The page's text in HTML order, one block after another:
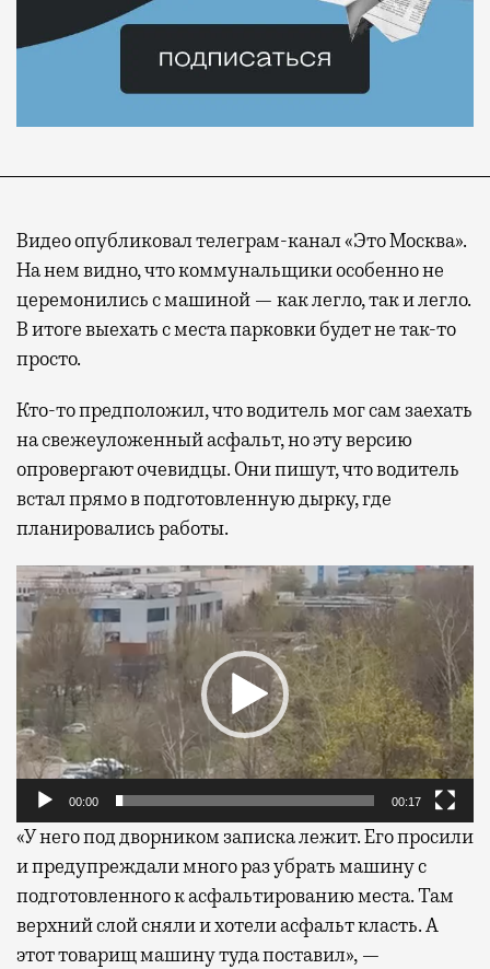
Видео опубликовал телеграм-канал «Это Москва».
На нем видно, что коммунальщики особенно не
церемонились с машиной — как легло, так и легло.
В итоге выехать с места парковки будет не так-то
просто.
Кто-то предположил, что водитель мог сам заехать
на свежеуложенный асфальт, но эту версию
опровергают очевидцы. Они пишут, что водитель
встал прямо в подготовленную дырку, где
планировались работы.
Видеоплеер
00:00 00:17
«У него под дворником записка лежит. Его просили
и предупреждали много раз убрать машину с
подготовленного к асфальтированию места. Там
верхний слой сняли и хотели асфальт класть. А
этот товарищ машину туда поставил», —